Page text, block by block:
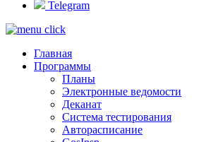
Telegram
Главная
Программы
Планы
Электронные ведомости
Деканат
Система тестирования
Авторасписание